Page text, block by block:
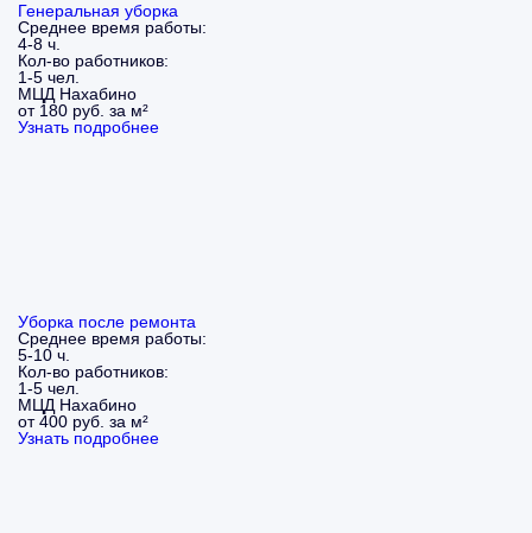
Генеральная уборка
Среднее время работы:
4-8 ч.
Кол-во работников:
1-5 чел.
МЦД Нахабино
от 180 руб. за м²
Узнать подробнее
Уборка после ремонта
Среднее время работы:
5-10 ч.
Кол-во работников:
1-5 чел.
МЦД Нахабино
от 400 руб. за м²
Узнать подробнее